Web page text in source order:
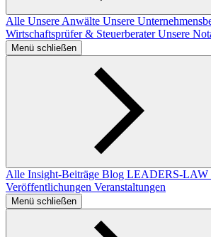
Alle Unsere Anwälte Unsere
Wirtschaftsprüfer & SteuerberaterUnsere
Menü schließen
Alle Insight-Beiträge Blog LEADERS-LAW
Veröffentlichungen Veranstaltungen
Menü schließen